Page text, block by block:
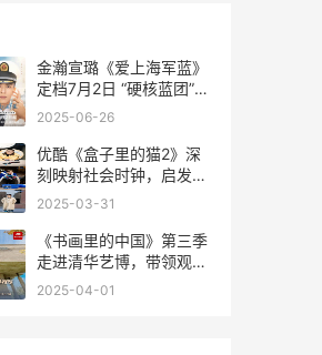
金瀚宣璐《爱上海军蓝》
定档7月2日 “硬核蓝团”守
卫万里海疆
2025-06-26
优酷《盒子里的猫2》深
刻映射社会时钟，启发大
众寻找自我节奏
2025-03-31
《书画里的中国》第三季
走进清华艺博，带领观众
云端观展
2025-04-01